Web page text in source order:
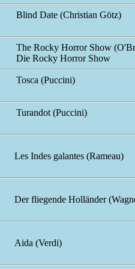
Blind Date (Christian Götz)
The Rocky Horror Show
Die Rocky Horror Show
Tosca (Puccini)
Turandot (Puccini)
Les Indes galantes (Rameau)
Der fliegende Holländer
Aida (Verdi)